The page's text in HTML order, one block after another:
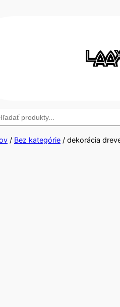
/ Bez kategórie / dekorácia